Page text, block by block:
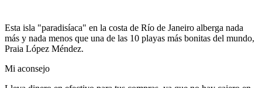
Esta isla "paradisíaca" en la costa de Río de Janeiro alberga nada
más y nada menos que una de las 10 playas más bonitas del mundo,
Praia López Méndez.
Mi aconsejo